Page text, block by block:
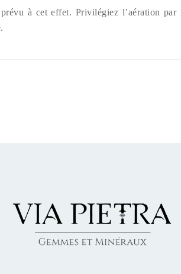
à cet effet. Privilégiez l’aération par